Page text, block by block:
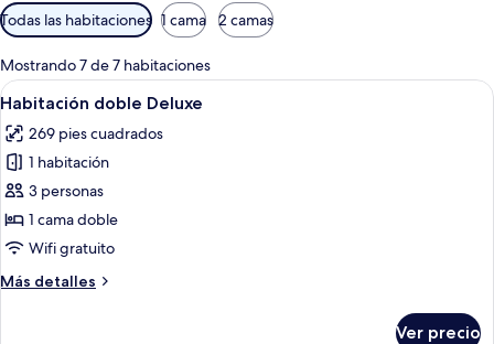
Filtros
disponibles
para
las
habitaciones
Todas las habitaciones 1 cama 2 camas
Mostrando 7 de 7 habitaciones
Abrir
todas
las
fotos
de
Habitación
doble
Habitación de hotel con cama,
7
Habitación doble Deluxe
269 pies cuadrados
1 habitación
3 personas
1 cama doble
Wifi gratuito
Más detalles
Más
Ver precio